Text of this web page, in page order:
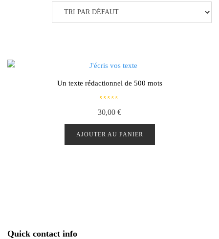
Un texte rédactionnel de 500 mots
o
e
s
30,00 €
AJOUTER AU PANIER
Quick contact info